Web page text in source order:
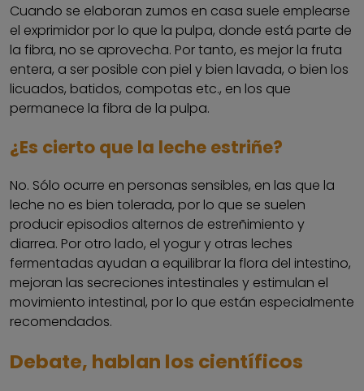
Cuando se elaboran zumos en casa suele emplearse
el exprimidor por lo que la pulpa, donde está parte de
la fibra, no se aprovecha. Por tanto, es mejor la fruta
entera, a ser posible con piel y bien lavada, o bien los
licuados, batidos, compotas etc., en los que
permanece la fibra de la pulpa.
¿Es cierto que la leche estriñe?
No. Sólo ocurre en personas sensibles, en las que la
leche no es bien tolerada, por lo que se suelen
producir episodios alternos de estreñimiento y
diarrea. Por otro lado, el yogur y otras leches
fermentadas ayudan a equilibrar la flora del intestino,
mejoran las secreciones intestinales y estimulan el
movimiento intestinal, por lo que están especialmente
recomendados.
Debate, hablan los científicos